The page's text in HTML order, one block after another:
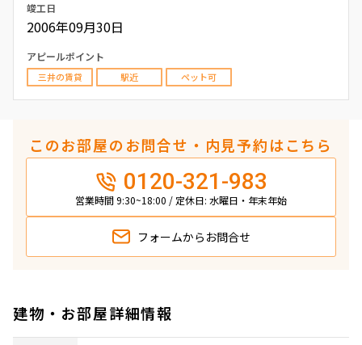
竣工日
2006年09月30日
アピールポイント
三井の賃貸 駅近 ペット可
このお部屋のお問合せ・内見予約はこちら
0120-321-983
営業時間 9:30~18:00 / 定休日: 水曜日・年末年始
フォームから お問合せ
建物・お部屋詳細情報